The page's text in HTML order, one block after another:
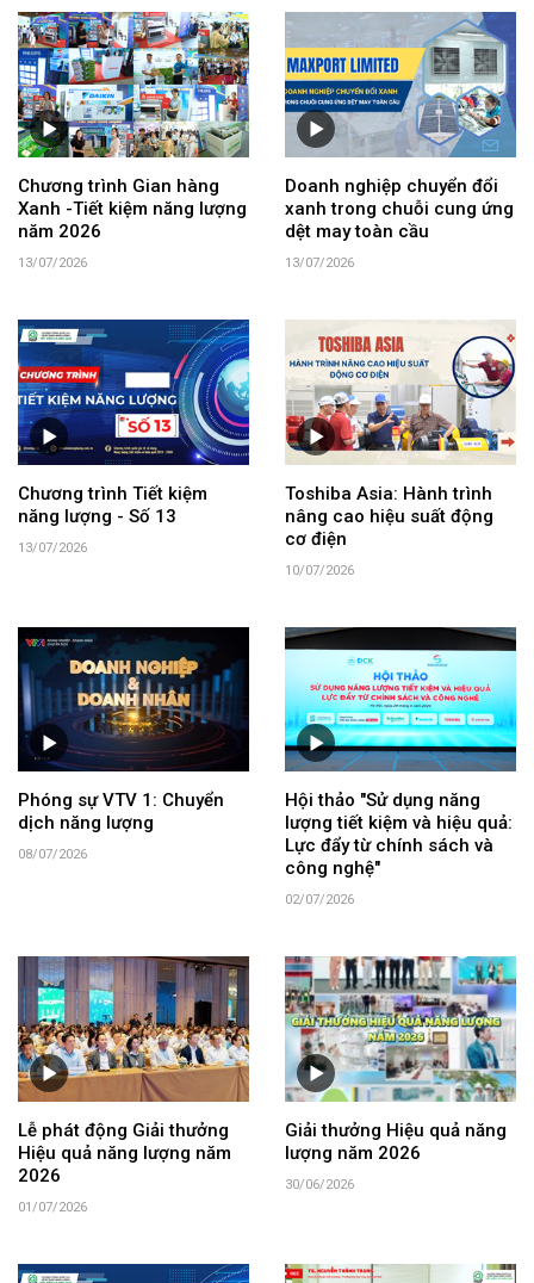
Chương trình Gian hàng
Xanh -Tiết kiệm năng lượng
năm 2026
13/07/2026
Doanh nghiệp chuyển đổi
xanh trong chuỗi cung ứng
dệt may toàn cầu
13/07/2026
Chương trình Tiết kiệm
năng lượng - Số 13
13/07/2026
Toshiba Asia: Hành trình
nâng cao hiệu suất động
cơ điện
10/07/2026
Phóng sự VTV 1: Chuyển
dịch năng lượng
08/07/2026
Hội thảo "Sử dụng năng
lượng tiết kiệm và hiệu quả:
Lực đẩy từ chính sách và
công nghệ"
02/07/2026
Lễ phát động Giải thưởng
Hiệu quả năng lượng năm
2026
01/07/2026
Giải thưởng Hiệu quả năng
lượng năm 2026
30/06/2026